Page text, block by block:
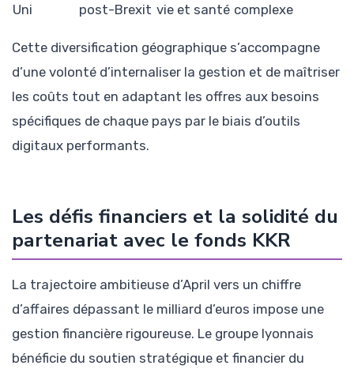
Uni
post-Brexit vie et santé complexe
Cette diversification géographique s’accompagne
d’une volonté d’internaliser la gestion et de maîtriser
les coûts tout en adaptant les offres aux besoins
spécifiques de chaque pays par le biais d’outils
digitaux performants.
Les défis financiers et la solidité du
partenariat avec le fonds KKR
La trajectoire ambitieuse d’April vers un chiffre
d’affaires dépassant le milliard d’euros impose une
gestion financière rigoureuse. Le groupe lyonnais
bénéficie du soutien stratégique et financier du